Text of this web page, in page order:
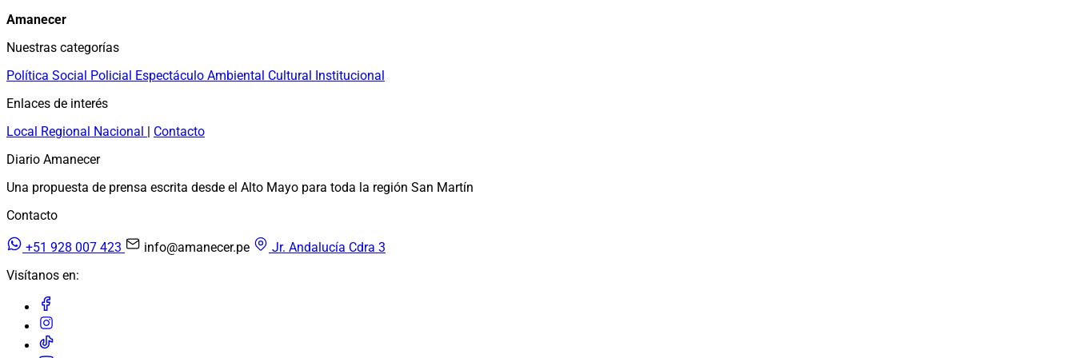
Amanecer
Nuestras categorías
Política Social Policial Espectáculo Ambiental Cultural Institucional
Enlaces de interés
Local Regional Nacional | Contacto
Diario Amanecer
Una propuesta de prensa escrita desde el Alto Mayo para toda la región San Martín
Contacto
+51 928 007 423 info@amanecer.pe
Jr. Andalucía Cdra 3
Visítanos en: